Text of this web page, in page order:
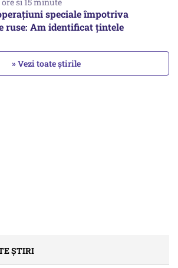
si 15 minute
speciale împotriva
ruse: Am identificat țintele
» Vezi toate știrile
ȘTIRI